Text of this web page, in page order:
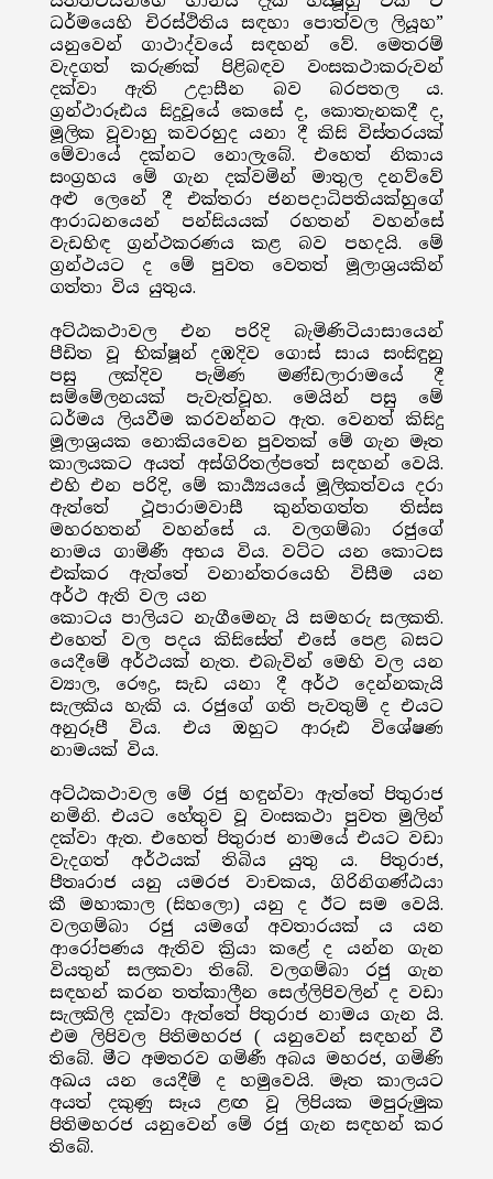
ධර්මයෙහි චිරස්ථිතිය සඳහා පොත්වල ලියූහ”
යනුවෙන් ගාථාද්වයේ සඳහන් වේ. මෙතරම්
වැදගත් කරුණක් පිළිබඳව වංසකථාකරුවන්
දක්වා ඇති උදාසීන බව බරපතල ය.
ග්‍රන්ථාරූඪය සිදුවූයේ කෙසේ ද, කොතැනකදී ද,
මූලික වූවාහු කවරහුද යනා දී කිසි විස්තරයක්
මේවායේ දක්නට නොලැබේ. එහෙත් නිකාය
සංග්‍රහය මේ ගැන දක්වමින් මාතුල දනව්වේ
අළු ලෙනේ දී එක්තරා ජනපදාධිපතියක්හුගේ
ආරාධනයෙන් පන්සියයක් රහතන් වහන්සේ
වැඩහිඳ ග්‍රන්ථකරණය කළ බව පහදයි. මේ
ග්‍රන්ථයට ද මේ පුවත වෙතත් මූලාශ්‍රයකින්
ගත්තා විය යුතුය.
අට්ඨකථාවල එන පරිදි බැමිණිටියාසායෙන්
පීඩිත වූ භික්ෂූන් දඹදිව ගොස් සාය සංසිඳුනු
පසු ලක්දිව පැමිණ මණ්ඩලාරාමයේ දී
සම්මේලනයක් පැවැත්වූහ. මෙයින් පසු මේ
ධර්මය ලියවීම කරවන්නට ඇත. වෙනත් කිසිදු
මූලාශ්‍රයක නොකියවෙන පුවතක් මේ ගැන මෑත
කාලයකට අයත් අස්ගිරිතල්පතේ සඳහන් වෙයි.
එහි එන පරිදි, මේ කාර්‍ය්‍යයයේ මූලිකත්වය දරා
ඇත්තේ ථූපාරාමවාසී කුන්තගත්ත තිස්ස
මහරහතන් වහන්සේ ය. වලගම්බා රජුගේ
නාමය ගාමිණී අභය විය. වට්ට යන කොටස
එක්කර ඇත්තේ වනාන්තරයෙහි විසීම යන
අර්ථ ඇති වල යන
කොටය පාලියට නැගීමෙනැ යි සමහරු සලකති.
එහෙත් වල පදය කිසිසේත් එසේ පෙළ බසට
යෙදීමේ අර්ථයක් නැත. එබැවින් මෙහි වල යන
ව්‍යාල, රෞද්‍ර, සැඩ යනා දී අර්ථ දෙන්නකැයි
සැලකිය හැකි ය. රජුගේ ගති පැවතුම් ද එයට
අනුරූපී විය. එය ඔහුට ආරූඪ විශේෂණ
නාමයක් විය.
අට්ඨකථාවල මේ රජු හඳුන්වා ඇත්තේ පිතුරාජ
නමිනි. එයට හේතුව වූ වංසකථා පුවත මුලින්
දක්වා ඇත. එහෙත් පිතුරාජ නාමයේ එයට වඩා
වැදගත් අර්ථයක් තිබිය යුතු ය. පිතුරාජ,
පීතෘරාජ යනු යමරජ වාචකය, ගිරිනිගණ්ඨයා
කී මහාකාල (සිහලො) යනු ද ඊට සම වෙයි.
වලගම්බා රජු යමගේ අවතාරයක් ය යන
ආරෝපණය ඇතිව ක්‍රියා කළේ ද යන්න ගැන
වියතුන් සලකවා තිබේ. වලගම්බා රජු ගැන
සඳහන් කරන තත්කාලීන සෙල්ලිපිවලින් ද වඩා
සැලකිලි දක්වා ඇත්තේ පිතුරාජ නාමය ගැන යි.
එම ලිපිවල පිතිමහරජ ( යනුවෙන් සඳහන් වී
තිබේ. මීට අමතරව ගමිණී අබය මහරජ, ගමිණි
අඛය යන යෙදීම් ද හමුවෙයි. මෑත කාලයට
අයත් දකුණු සෑය ළඟ වූ ලිපියක මපුරුමුක
පිතිමහරජ යනුවෙන් මේ රජු ගැන සඳහන් කර
තිබේ.